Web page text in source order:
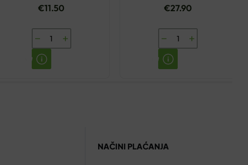
€11.50
BRONHOMAX
KIDS
SIRUP
€27.90
YASENKA
IMUNO
BETA-
NAČINI PLAĆANJA